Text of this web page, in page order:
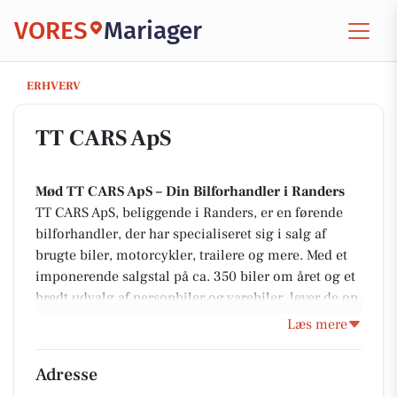
VORES Mariager
ERHVERV
TT CARS ApS
TT CARS ApS
Mød TT CARS ApS – Din Bilforhandler i Randers
TT CARS ApS, beliggende i Randers, er en førende
bilforhandler, der har specialiseret sig i salg af
brugte biler, motorcykler, trailere og mere. Med et
imponerende salgstal på ca. 350 biler om året og et
bredt udvalg af personbiler og varebiler, lever de op
til enhver bilentusiasts forventninger. TT CARS ApS
række billige, specialbiler og topsegment-biler, der
Læs mere
Adresse